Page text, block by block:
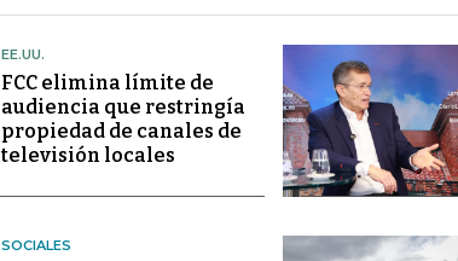
EE.UU.
FCC elimina límite de
audiencia que restringía
propiedad de canales de
televisión locales
SOCIALES